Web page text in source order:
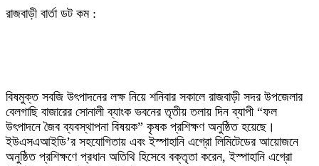
রাজবাড়ী বার্তা ডট কম :
বিষমুক্ত সবজি উৎপাদনের লক্ষ নিয়ে শনিবার সকালে রাজবাড়ী সদর উপজেলার
বেলগাছি বাজারের সোনালী ব্যাংক ভবনের তৃতীয় তলায় দিন ব্যাপী “ফল
উৎপাদনে জৈব ব্যবস্থাপনা বিষয়ক” কৃষক প্রশিক্ষণ অনুষ্ঠিত হয়েছে।
ইউএসএআইডি’র সহযোগিতায় এবং ইস্পাহানি এগ্রো লিমিটেডের আয়োজনে
অনুষ্ঠিত প্রশিক্ষণে প্রধান অতিথি হিসেবে বক্তৃতা করেন, ইস্পাহানি এগ্রো